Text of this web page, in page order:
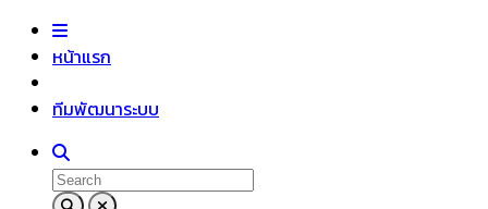
หน้าแรก
ทีมพัฒนาระบบ